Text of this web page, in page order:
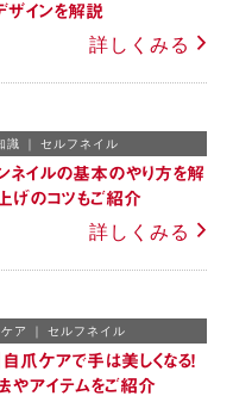
ザインを解説
詳しくみる
識 セルフネイル
ネイルの基本のやり方を解
げのコツもご紹介
詳しくみる
ア セルフネイル
自爪ケアで手は美しくなる！
やアイテムをご紹介